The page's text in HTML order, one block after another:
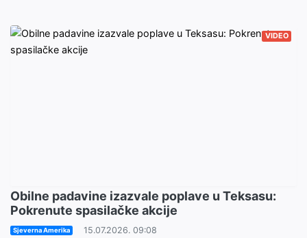
VIDEO
Obilne padavine izazvale poplave u Teksasu:
Pokrenute spasilačke akcije
Sjeverna Amerika 15.07.2026. 09:08